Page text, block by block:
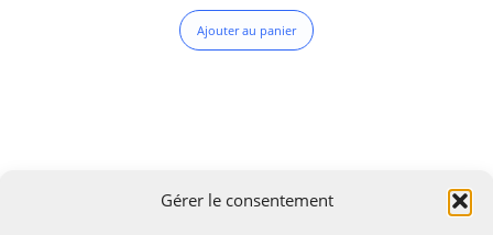
Gérer le consentement
Ajouter au panier